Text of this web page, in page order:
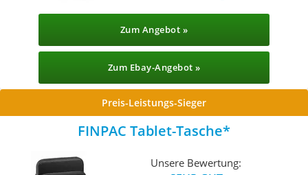
Zum Angebot »
Zum Ebay-Angebot »
Preis-Leistungs-Sieger
FINPAC Tablet-Tasche
Unsere Bewertung: